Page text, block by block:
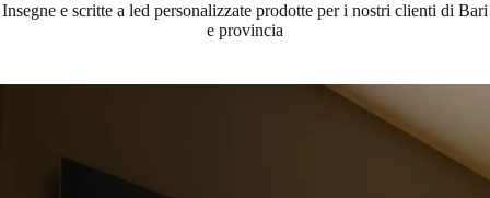
Insegne e scritte a led personalizzate prodotte per i nostri clienti di Bari
e provincia